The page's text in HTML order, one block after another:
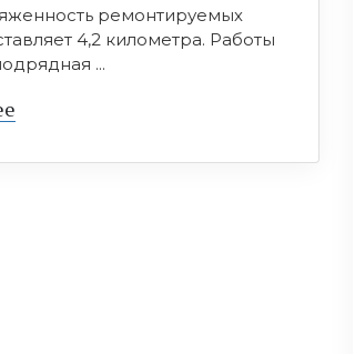
ремонтируемых
4,2 километра. Работы
...